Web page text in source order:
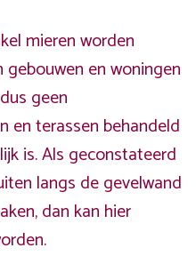
mieren worden
en woningen
geen
en terassen behandeld
is. Als geconstateerd
langs de gevelwand
dan kan hier